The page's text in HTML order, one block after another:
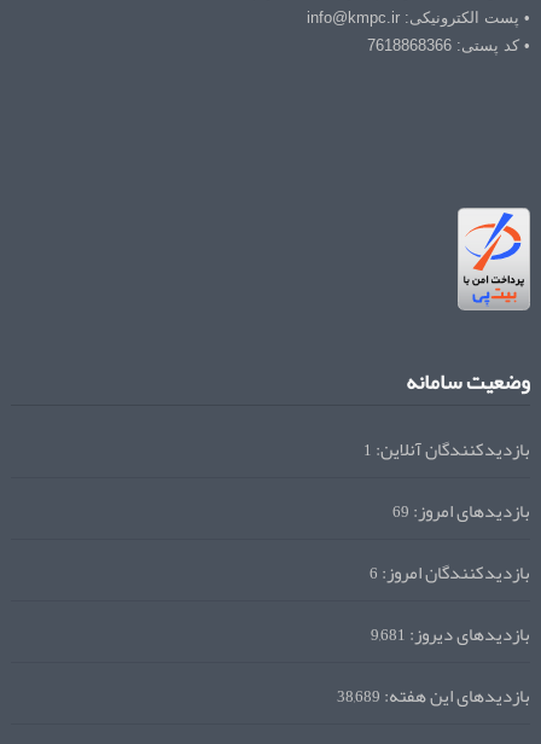
• پست الکترونیکی: info@kmpc.ir
• کد پستی: 7618868366
وضعیت سامانه
بازدیدکنندگان آنلاین:1
بازدیدهای امروز:69
بازدیدکنندگان امروز:6
بازدیدهای دیروز:9,681
بازدیدهای این هفته:38,689